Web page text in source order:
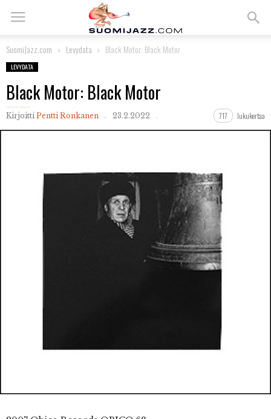
SuomiJazz.com Levydata Black Motor: Black Motor
LEVYDATA
Black Motor: Black Motor
Kirjoitti Pentti Ronkanen 23.2.2022 717 lukukertaa